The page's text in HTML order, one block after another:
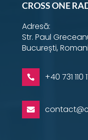
CROSS ONE
Adresă:
Str. Paul
București,
 +40 731 110
